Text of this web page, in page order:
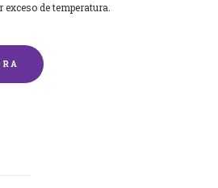
exceso de temperatura.